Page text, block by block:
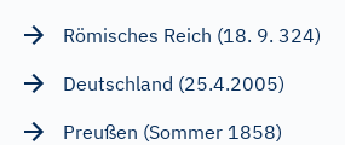
Römisches Reich (18. 9. 324)
Deutschland (25.4.2005)
Preußen (Sommer 1858)